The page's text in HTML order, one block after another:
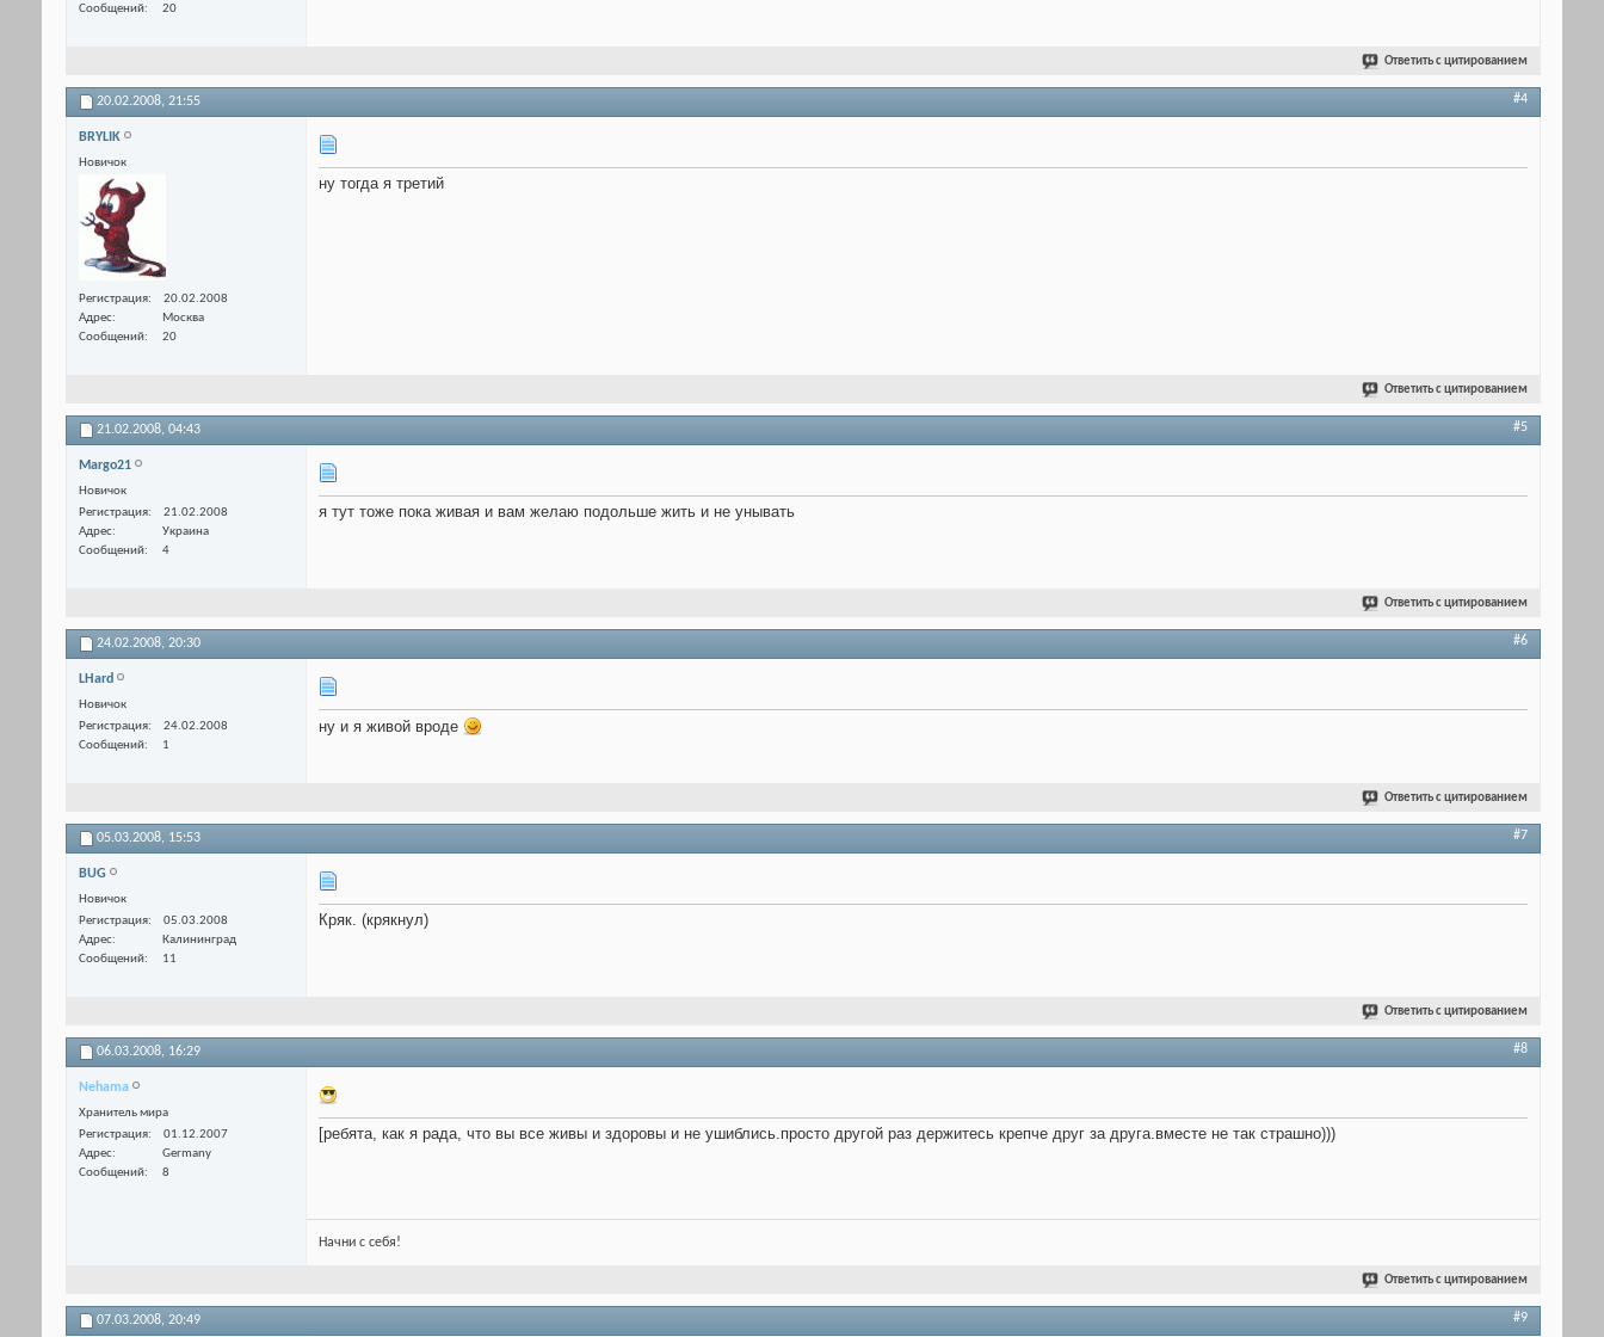
Сообщений
20
Ответить с цитированием
20.02.2008, 21:55 #4
BRYLIK
Новичок
Регистрация
20.02.2008
Адрес
Москва
Сообщений
20
ну тогда я третий
Ответить с цитированием
21.02.2008, 04:43 #5
Margo21
Новичок
Регистрация
21.02.2008
Адрес
Украина
Сообщений
4
я тут тоже пока живая и вам желаю подольше жить и не унывать
Ответить с цитированием
24.02.2008, 20:30 #6
LHard
Новичок
Регистрация
24.02.2008
Сообщений
1
ну и я живой вроде
Ответить с цитированием
05.03.2008, 15:53 #7
BUG
Новичок
Регистрация
05.03.2008
Адрес
Калининград
Сообщений
11
Кряк. (крякнул)
Ответить с цитированием
06.03.2008, 16:29 #8
Nehama
Хранитель мира
Регистрация
01.12.2007
Адрес
Germany
Сообщений
8
[ребята, как я рада, что вы все живы и здоровы и не ушиблись.просто другой раз держитесь крепче друг за друга.вместе не так страшно)))
Начни с себя!
Ответить с цитированием
07.03.2008, 20:49 #9